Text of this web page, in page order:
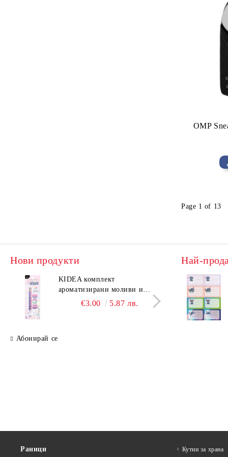
OMP
Page 1 of 13
Нови продукти
KIDEA комплект
ароматизирани моливи и
гуми Котешки лапи
€3.00 5.87 лв.
Абонирай се
Най-
Раници Кутии за храна